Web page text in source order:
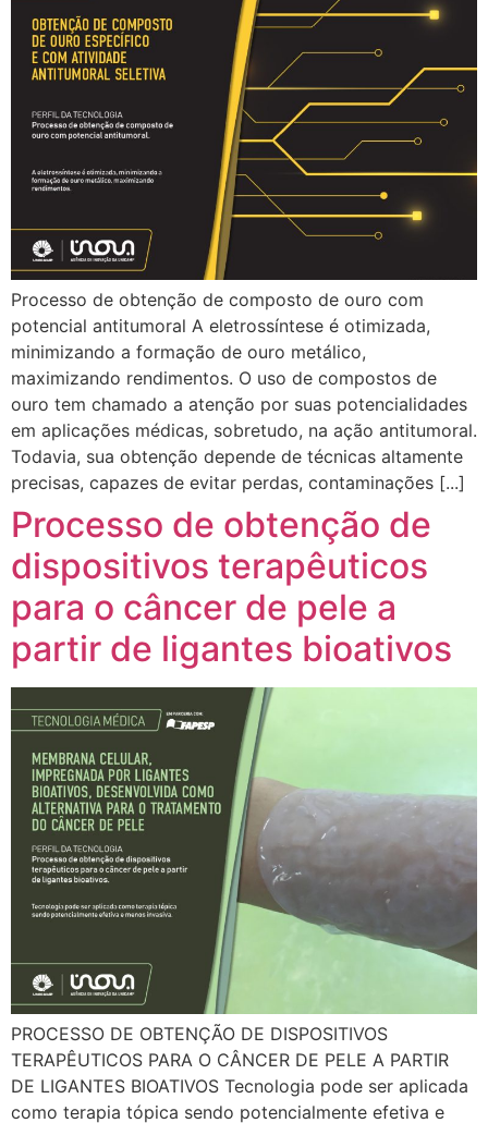
Processo de obtenção de composto de ouro com
potencial antitumoral A eletrossíntese é otimizada,
minimizando a formação de ouro metálico,
maximizando rendimentos. O uso de compostos de
ouro tem chamado a atenção por suas potencialidades
em aplicações médicas, sobretudo, na ação antitumoral.
Todavia, sua obtenção depende de técnicas altamente
precisas, capazes de evitar perdas, contaminações [...]
Processo de obtenção de
dispositivos terapêuticos
para o câncer de pele a
partir de ligantes bioativos
PROCESSO DE OBTENÇÃO DE DISPOSITIVOS
TERAPÊUTICOS PARA O CÂNCER DE PELE A PARTIR
DE LIGANTES BIOATIVOS Tecnologia pode ser aplicada
como terapia tópica sendo potencialmente efetiva e